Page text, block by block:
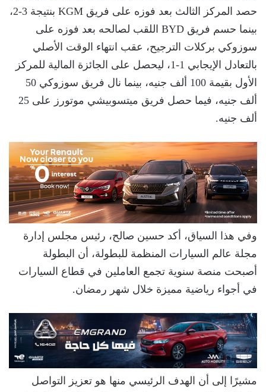
حصد المركز الثالث بعد فوزه على فريق KGM بنتيجة 3-2،
بينما حسم فريق BYD اللقب لصالحه بعد فوزه على
سوزوكي بركلات الترجيح، عقب انتهاء الوقت الأصلي
بالتعادل الإيجابي 1-1، ليحصل على الجائزة المالية للمركز
الأول بقيمة 100 ألف جنيه، بينما نال فريق سوزوكي 50
ألف جنيه، فيما حصل فريق ميتسوبيشي موتورز على 25
ألف جنيه.
وفي هذا السياق، أكد حسين صالح، رئيس مجلس إدارة
مجلة عالم السيارات المنظمة للبطولة، أن البطولة
أصبحت منصة سنوية تجمع العاملين في قطاع السيارات
في أجواء رياضية مميزة خلال شهر رمضان.
مشيرًا إلى أن الهدف الرئيسي منها هو تعزيز التواصل